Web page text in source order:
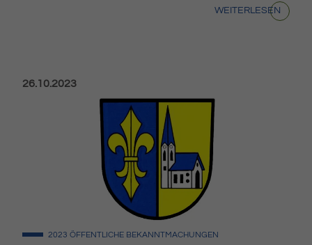
WEITERLESEN
Veröffentlicht am:
26.10.2023
2023 ÖFFENTLICHE BEKANNTMACHUNGEN